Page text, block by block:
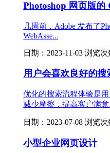
Photoshop 网页版的
几周前，Adobe 发布了
WebAsse...
日期：2023-11-03 浏览
用户会喜欢良好的搜
优化的搜索流程体验是
减少摩擦，提高客户满
日期：2023-07-08 浏览
小型企业网页设计